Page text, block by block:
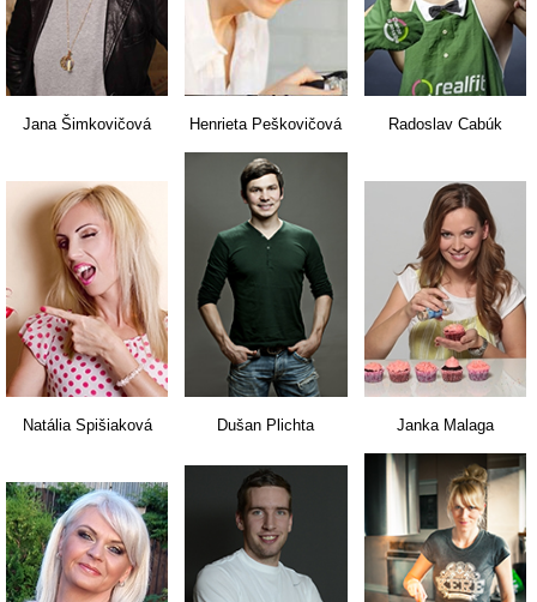
Jana Šimkovičová Henrieta Peškovičová Radoslav Cabúk
Natália Spišiaková Dušan Plichta Janka Malaga